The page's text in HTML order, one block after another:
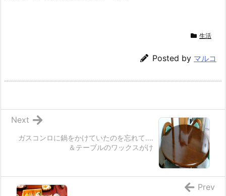
生活
Posted by マルコ
ガスコンロに鍋をかけていたのを忘れて‥‥
＆テーブルのワックスがけ
Next
Prev